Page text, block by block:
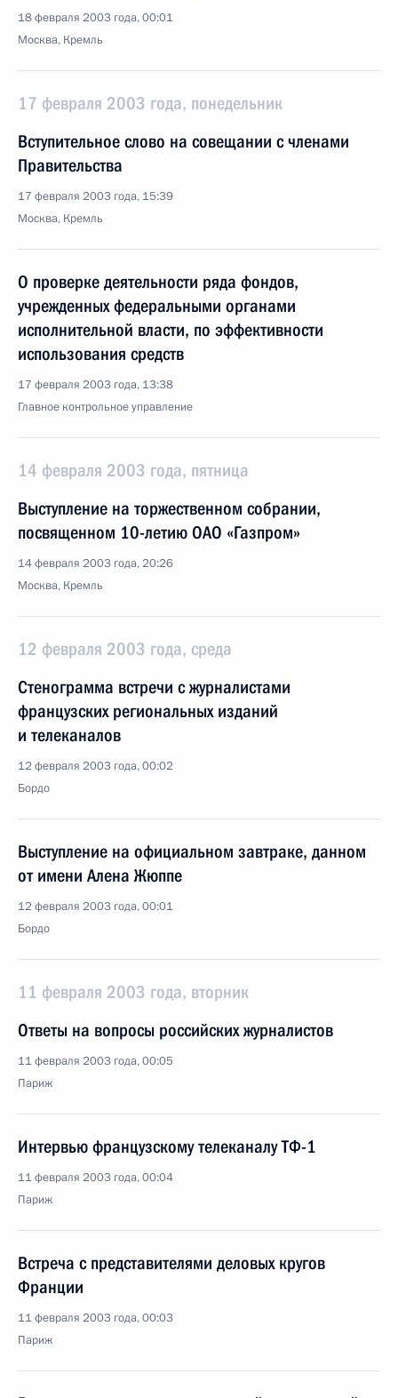
18 февраля 2003 года, 00:01
Москва, Кремль
17 февраля 2003 года, понедельник
Вступительное слово на совещании с членами
Правительства
17 февраля 2003 года, 15:39
Москва, Кремль
О проверке деятельности ряда фондов,
учрежденных федеральными органами
исполнительной власти, по эффективности
использования средств
17 февраля 2003 года, 13:38
Главное контрольное управление
14 февраля 2003 года, пятница
Выступление на торжественном собрании,
посвященном 10-летию ОАО «Газпром»
14 февраля 2003 года, 20:26
Москва, Кремль
12 февраля 2003 года, среда
Стенограмма встречи с журналистами
французских региональных изданий
и телеканалов
12 февраля 2003 года, 00:02
Бордо
Выступление на официальном завтраке, данном
от имени Алена Жюппе
12 февраля 2003 года, 00:01
Бордо
11 февраля 2003 года, вторник
Ответы на вопросы российских журналистов
11 февраля 2003 года, 00:05
Париж
Интервью французскому телеканалу ТФ-1
11 февраля 2003 года, 00:04
Париж
Встреча с представителями деловых кругов
Франции
11 февраля 2003 года, 00:03
Париж